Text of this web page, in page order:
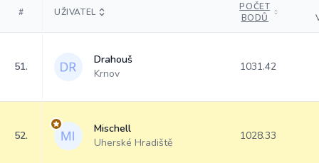
# UŽIVATEL
POČET
BODŮ
51.
Drahouš
Krnov
1031.42
52.
Mischell
Uherské Hradiště
1028.33